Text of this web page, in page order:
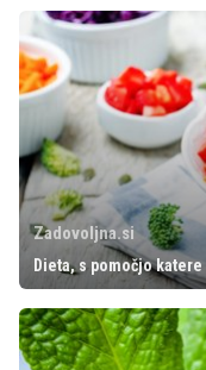
Zadovoljna.si
Dieta, s pomočjo